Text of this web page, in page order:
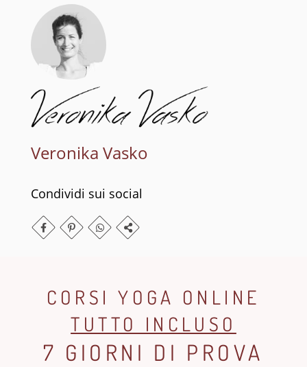
Veronika Vasko
Condividi sui social
CORSI YOGA ONLINE
TUTTO INCLUSO
7 GIORNI DI PROVA